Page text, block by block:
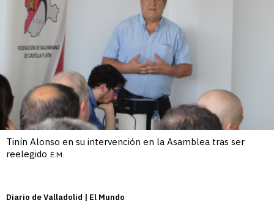
Tinín Alonso en su intervención en la Asamblea tras ser
reelegido E.M.
Diario de Valladolid | El Mundo